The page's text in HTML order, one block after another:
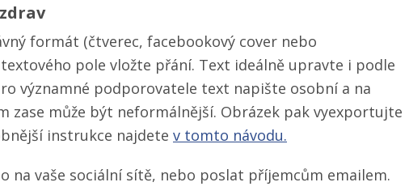
formát (čtverec, facebookový cover nebo
pole vložte přání. Text ideálně upravte i podle
významné podporovatele text napište osobní a na
zase může být neformálnější. Obrázek pak vyexportujte
instrukce najdete v tomto návodu.
na vaše sociální sítě, nebo poslat příjemcům emailem.